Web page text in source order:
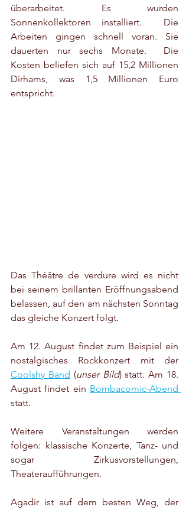
überarbeitet. Es wurden
Sonnenkollektoren installiert.  Die
Arbeiten gingen schnell voran. Sie
dauerten nur sechs Monate.  Die
Kosten beliefen sich auf 15,2 Millionen
Dirhams, was 1,5 Millionen Euro
entspricht.
Das Théâtre de verdure wird es nicht
bei seinem brillanten Eröffnungsabend
belassen, auf den am nächsten Sonntag
das gleiche Konzert folgt.
Am 12. August findet zum Beispiel ein
Coolshy Band (unser Bild) statt. Am 18.
August findet ein
statt.
Weitere Veranstaltungen werden
folgen: klassische Konzerte, Tanz- und
sogar Zirkusvorstellungen,
Theateraufführungen.
Agadir ist auf dem besten Weg, der